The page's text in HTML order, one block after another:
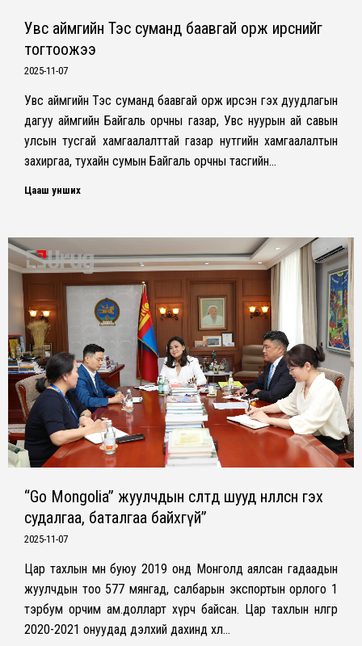
Увс аймгийн Тэс суманд баавгай орж ирснийг
тогтоожээ
2025-11-07
Увс аймгийн Тэс суманд баавгай орж ирсэн гэх дуудлагын
дагуу аймгийн Байгаль орчны газар, Увс нуурын ай савын
улсын тусгай хамгаалалттай газар нутгийн хамгаалалтын
захиргаа, тухайн сумын Байгаль орчны тасгийн…
Цааш унших
“Go Mongolia” жуулчдын өсөлтөд шууд нөлөөлсөн гэх
судалгаа, баталгаа байхгүй”
2025-11-07
Цар тахлын өмнө буюу 2019 онд Монголд аялсан гадаадын
жуулчдын тоо 577 мянгад, салбарын экспортын орлого 1
тэрбум орчим ам.долларт хүрч байсан. Цар тахлын нөлөөгөөр
2020-2021 онуудад дэлхий дахинд хөл…